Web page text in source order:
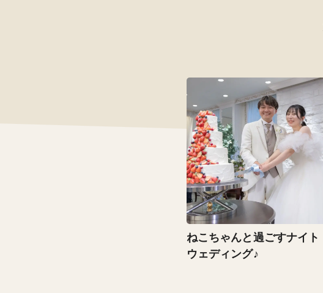
ねこちゃんと過ごすナイト
ウェディング♪